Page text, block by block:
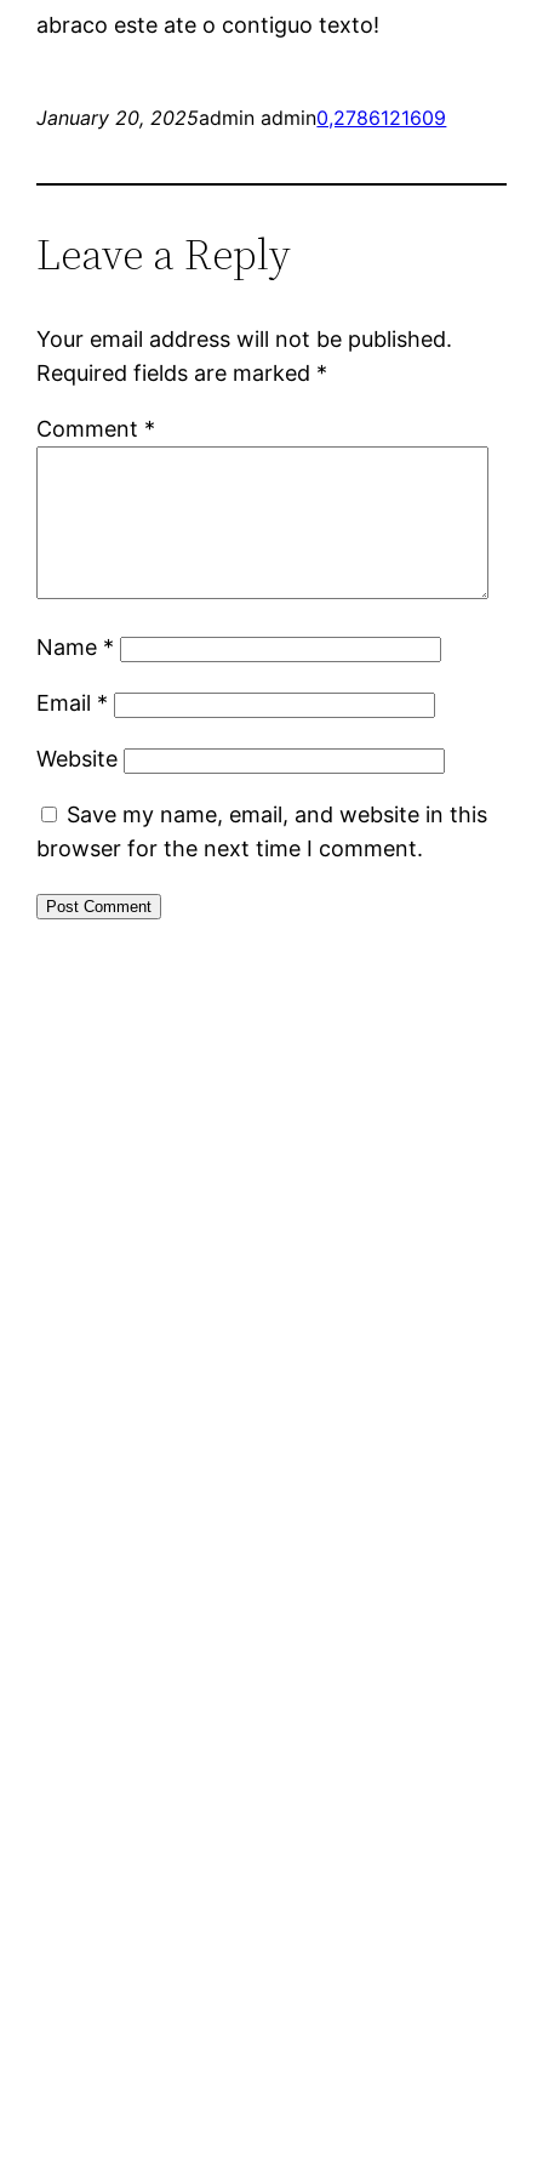
abraco este ate o contiguo texto!
January 20, 2025admin admin0,2786121609
Leave a Reply
Your email address will not be published.
Required fields are marked *
Comment *
Name *
Email *
Website
Save my name, email, and website in this
browser for the next time I comment.